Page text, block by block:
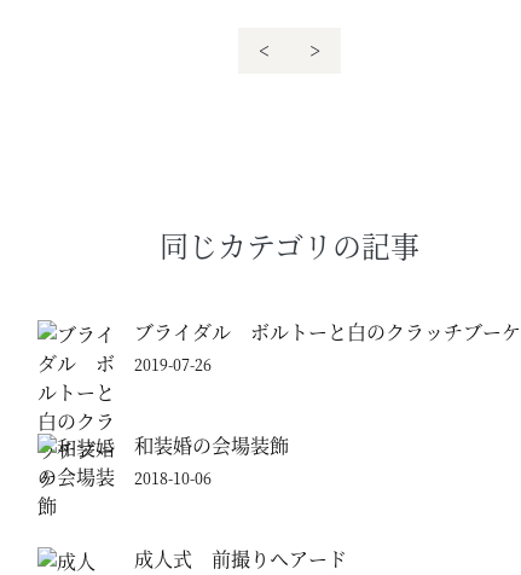
< >
同じカテゴリの記事
ブライダル ボルトーと白のクラッチブーケ
2019-07-26
和装婚の会場装飾
2018-10-06
成人式 前撮りヘアード